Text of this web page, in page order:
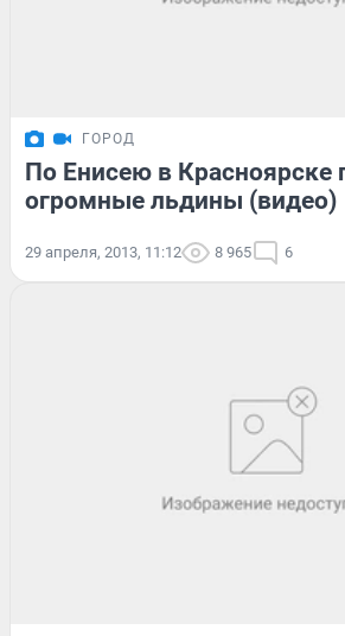
ГОРОД
По Енисею в Красноярске
огромные льдины (видео)
29 апреля, 2013, 11:12 8 965 6